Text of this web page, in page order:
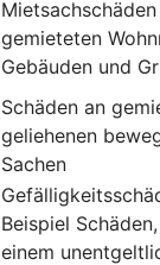
gemieteten
Gebäuden und
Schäden an
geliehenen
Sachen
Beispiel
einem